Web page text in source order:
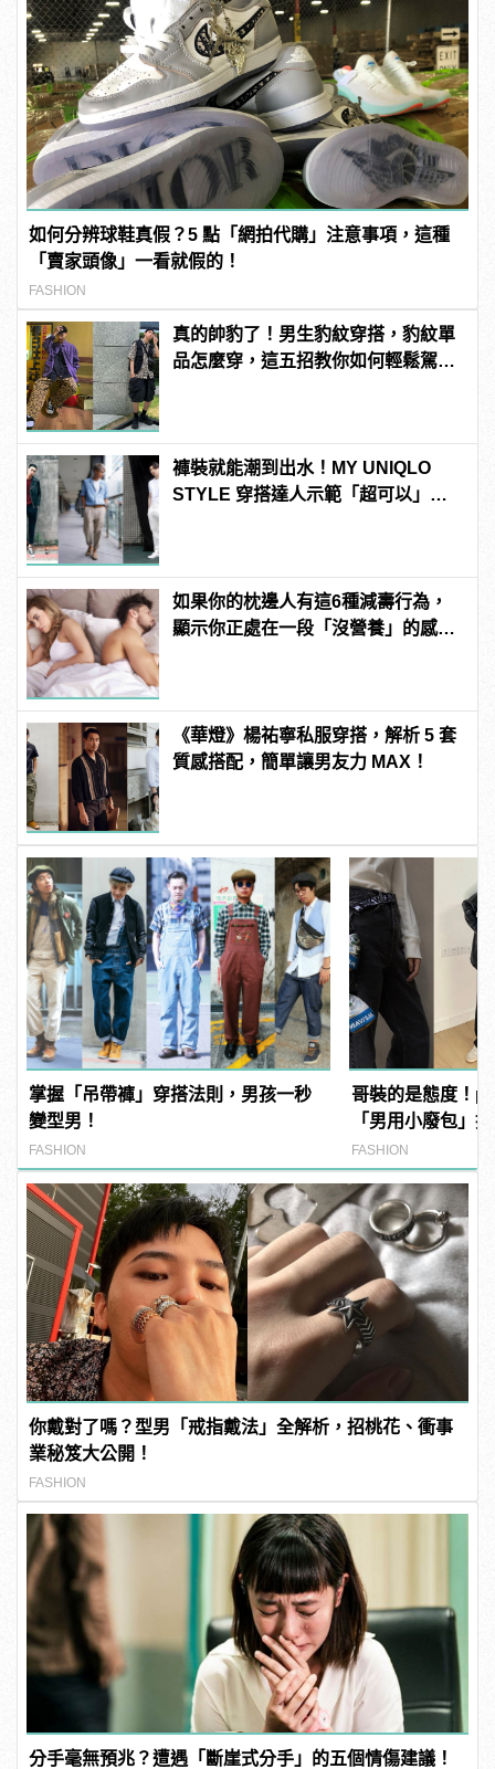
如何分辨球鞋真假？5 點「網拍代購」注意事項，這種
「賣家頭像」一看就假的！
FASHION
真的帥豹了！男生豹紋穿搭，豹紋單
品怎麼穿，這五招教你如何輕鬆駕
褲裝就能潮到出水！MY UNIQLO
STYLE 穿搭達人示範「超可以」腿
如果你的枕邊人有這6種減壽行為，
顯示你正處在一段「沒營養」的感情
《華燈》楊祐寧私服穿搭，解析 5 套
質感搭配，簡單讓男友力 MAX！
掌握「吊帶褲」穿搭法則，男孩一秒
變型男！
FASHION
哥裝的是態度！
「男用小廢包」
FASHION
你戴對了嗎？型男「戒指戴法」全解析，招桃花、衝事
業秘笈大公開！
FASHION
分手毫無預兆？遭遇「斷崖式分手」的五個情傷建議！